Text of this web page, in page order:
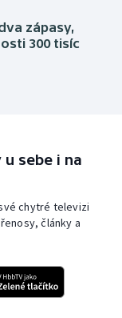
zápasy,
300 tisíc
sebe i na
chytré televizi
články a